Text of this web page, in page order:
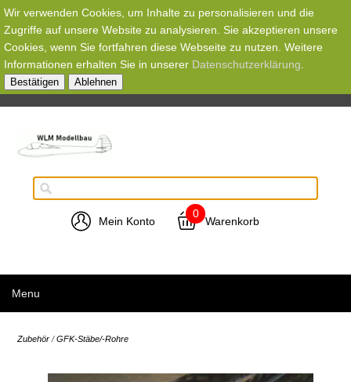
Wir verwenden Cookies, um Inhalte zu personalisieren und die
Zugriffe auf unsere Website zu analysieren. Sie akzeptieren unsere
Cookies, wenn Sie fortfahren diese Webseite zu nutzen. Weitere
Informationen erhalten Sie in unserer Datenschutzerklärung
Bestätigen Ablehnen
Mein Konto
0
Warenkorb
Menu
Zubehör /GFK-Stäbe/-Rohre